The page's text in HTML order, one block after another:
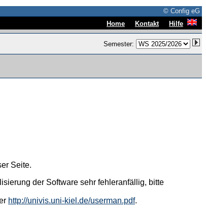
© Config eG
Home Kontakt Hilfe
Semester:
Seite.
der Software sehr fehleranfällig, bitte
http://univis.uni-kiel.de/userman.pdf.